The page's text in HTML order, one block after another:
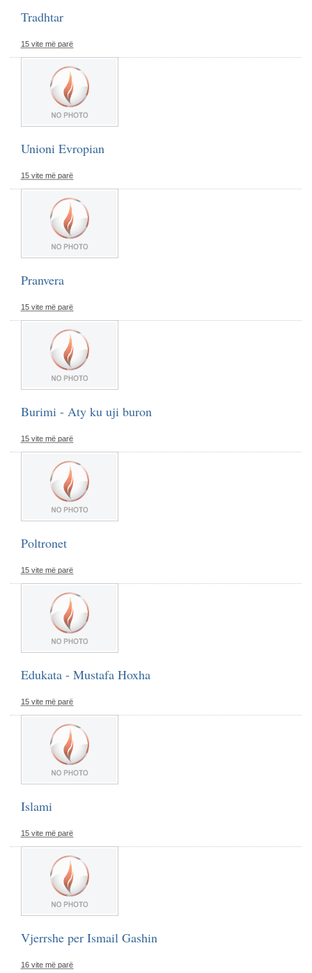
Tradhtar
15 vite më parë
Unioni Evropian
15 vite më parë
Pranvera
15 vite më parë
Burimi - Aty ku uji buron
15 vite më parë
Poltronet
15 vite më parë
Edukata - Mustafa Hoxha
15 vite më parë
Islami
15 vite më parë
Vjerrshe per Ismail Gashin
16 vite më parë